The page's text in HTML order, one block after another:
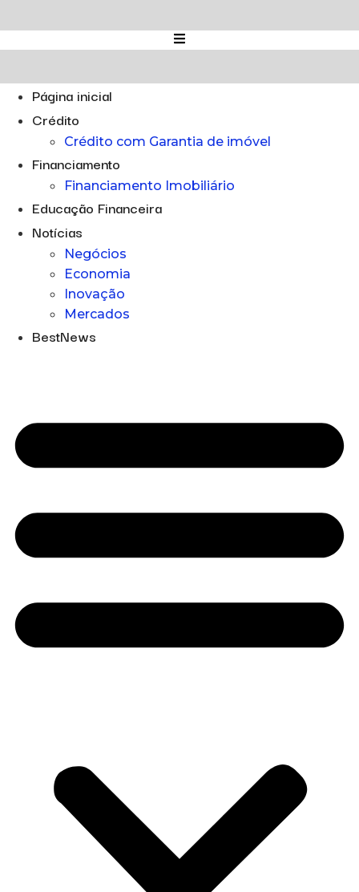
para
o
Página inicial
Crédito
Crédito com Garantia de imóvel
Financiamento
Financiamento Imobiliário
Educação Financeira
Notícias
Negócios
Economia
Inovação
Mercados
BestNews